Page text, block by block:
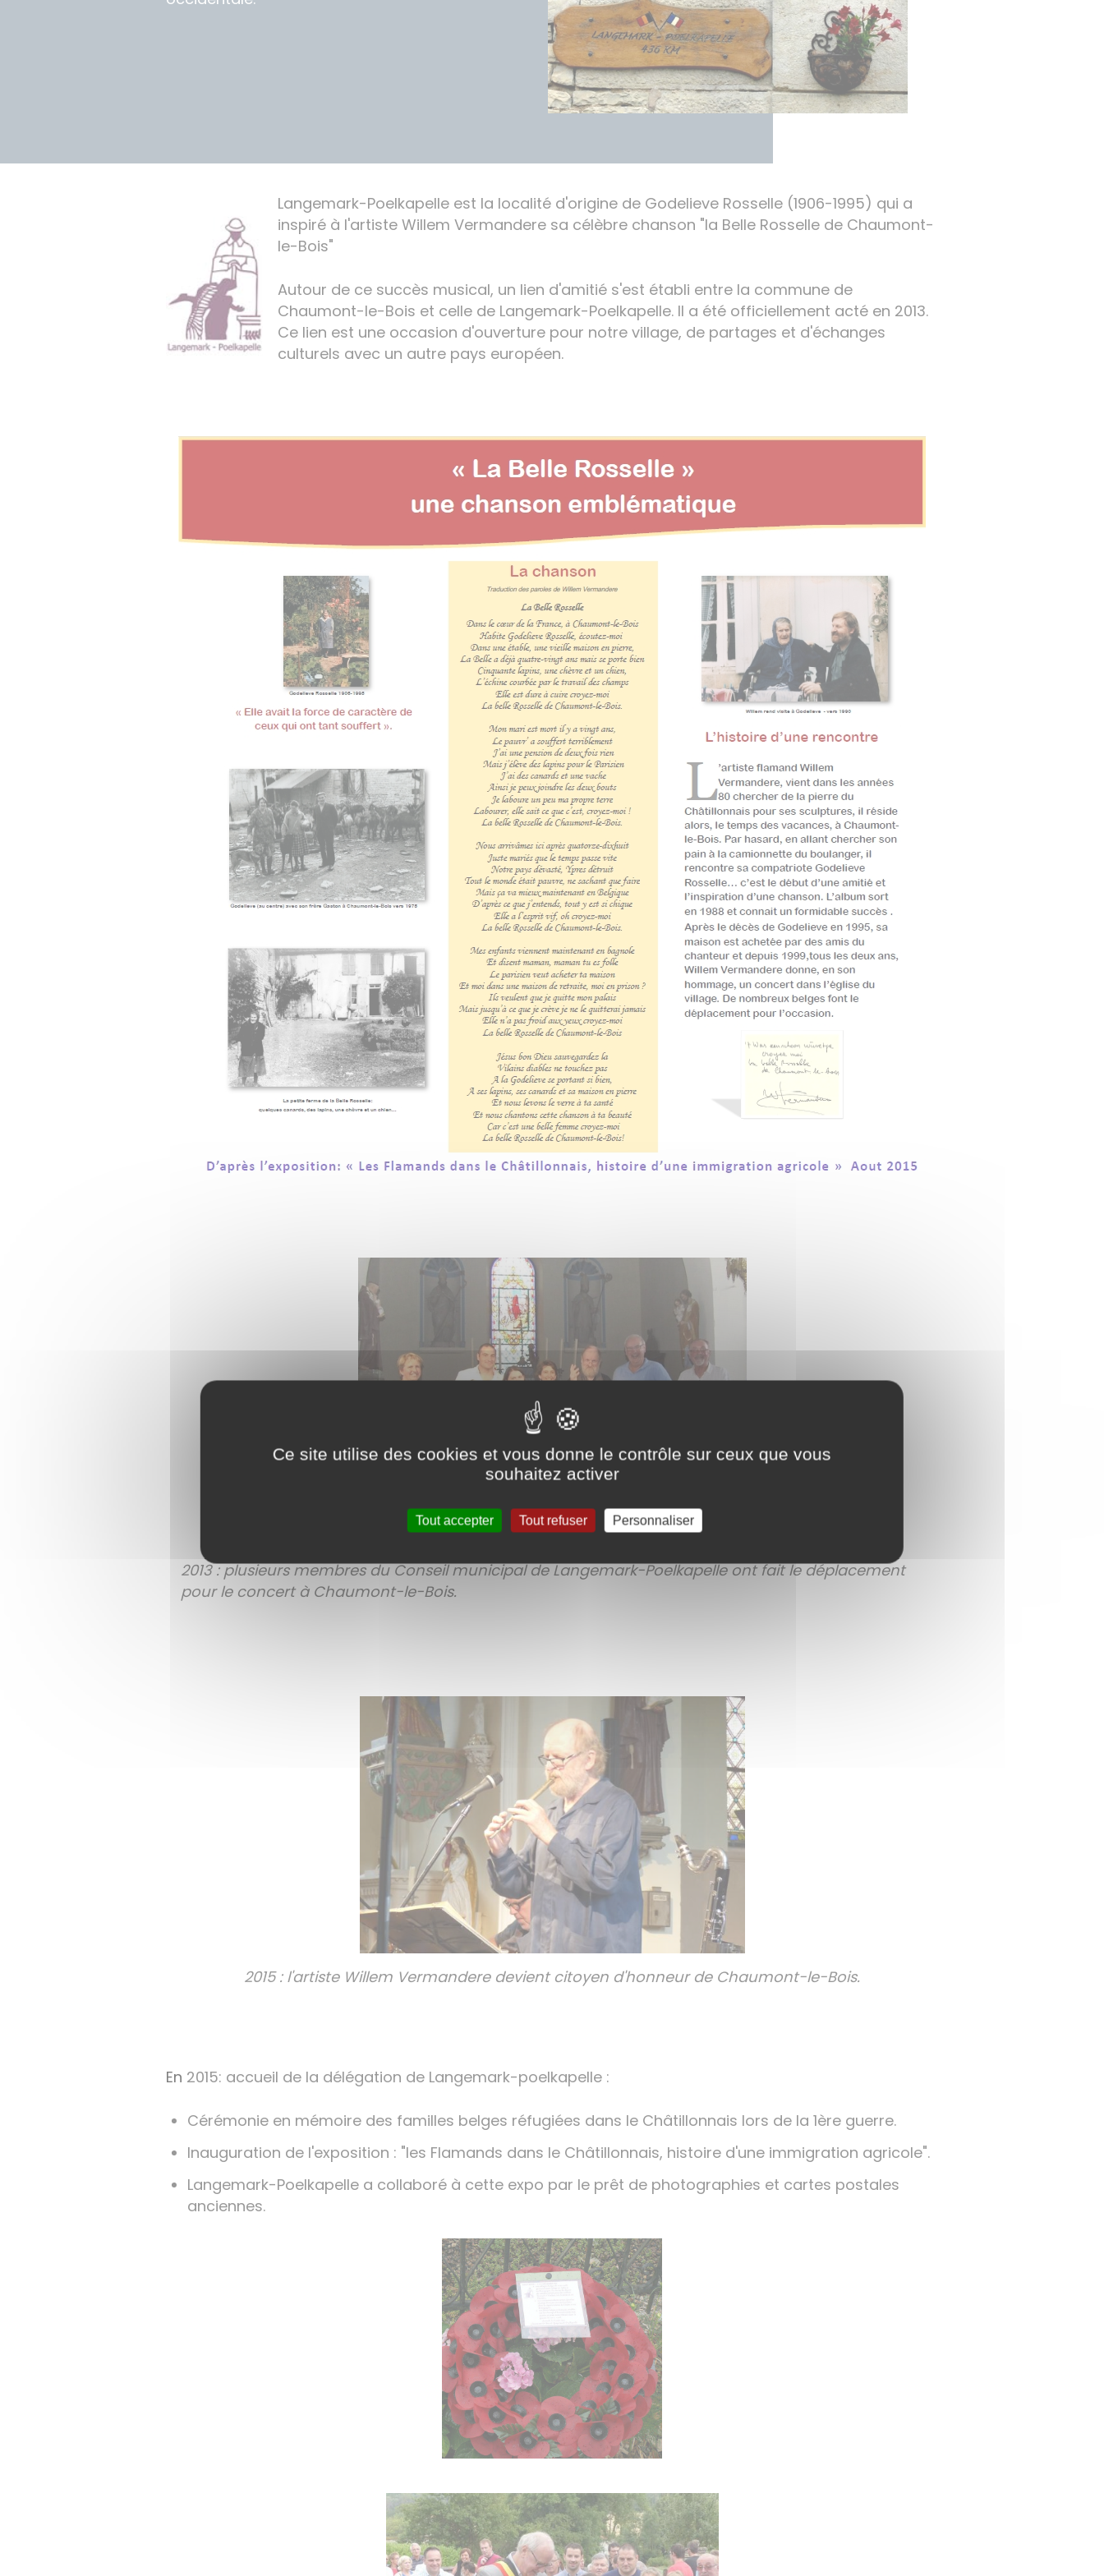
Langemark-Poelkapelle est la localité d'origine de Godelieve Rosselle (1906-1995) qui a
inspiré à l'artiste Willem Vermandere sa célèbre chanson "la Belle Rosselle de Chaumont-
le-Bois"
Autour de ce succès musical, un lien d'amitié s'est établi entre la commune de
Chaumont-le-Bois et celle de Langemark-Poelkapelle. Il a été officiellement acté en 2013.
Ce lien est une occasion d'ouverture pour notre village, de partages et d'échanges
culturels avec un autre pays européen.
2013 : plusieurs membres du Conseil municipal de Langemark-Poelkapelle ont fait le déplacement
pour le concert à Chaumont-le-Bois.
2015 : l'artiste Willem Vermandere devient citoyen d'honneur de Chaumont-le-Bois.
En 2015: accueil de la délégation de Langemark-poelkapelle :
Cérémonie en mémoire des familles belges réfugiées dans le Châtillonnais lors de la 1ère guerre.
Inauguration de l'exposition : "les Flamands dans le Châtillonnais, histoire d'une immigration agricole".
Langemark-Poelkapelle a collaboré à cette expo par le prêt de photographies et cartes postales
anciennes.
Ce site utilise des cookies et vous donne le contrôle sur ceux que vous
souhaitez activer
Tout accepter Tout refuser Personnaliser